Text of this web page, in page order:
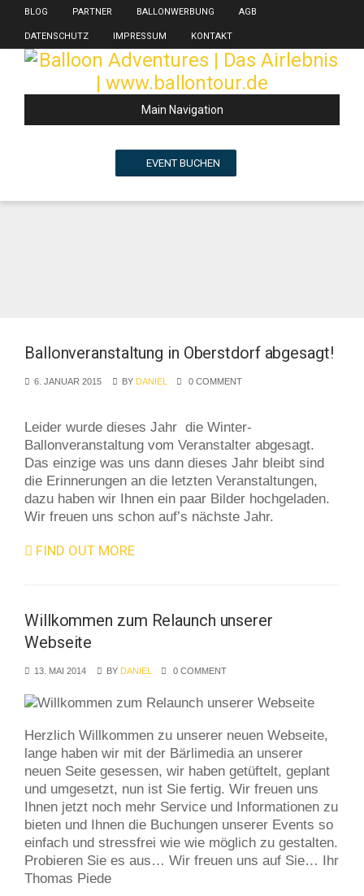
BLOG PARTNER BALLONWERBUNG AGB
DATENSCHUTZ IMPRESSUM KONTAKT
Main Navigation
EVENT BUCHEN
Ballonveranstaltung in Oberstdorf abgesagt!
6. JANUAR 2015 BY DANIEL 0 COMMENT
Leider wurde dieses Jahr die Winter-
Ballonveranstaltung vom Veranstalter abgesagt.
Das einzige was uns dann dieses Jahr bleibt sind
die Erinnerungen an die letzten Veranstaltungen,
dazu haben wir Ihnen ein paar Bilder hochgeladen.
Wir freuen uns schon auf’s nächste Jahr.
FIND OUT MORE
Willkommen zum Relaunch unserer
Webseite
13. MAI 2014 BY DANIEL 0 COMMENT
Herzlich Willkommen zu unserer neuen Webseite,
lange haben wir mit der Bärlimedia an unserer
neuen Seite gesessen, wir haben getüftelt, geplant
und umgesetzt, nun ist Sie fertig. Wir freuen uns
Ihnen jetzt noch mehr Service und Informationen zu
bieten und Ihnen die Buchungen unserer Events so
einfach und stressfrei wie wie möglich zu gestalten.
Probieren Sie es aus… Wir freuen uns auf Sie… Ihr
Thomas Piede